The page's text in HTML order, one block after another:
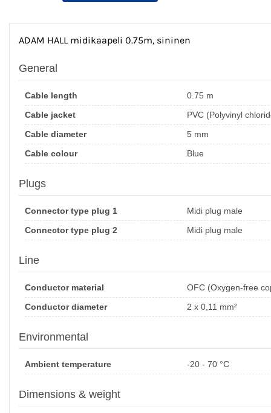
ADAM HALL midikaapeli 0.75m, sininen
General
Cable length
0.75 m
Cable jacket
PVC (Polyvinyl
Cable diameter
5 mm
Cable colour
Blue
Plugs
Connector type plug 1
Midi plug male
Connector type plug 2
Midi plug male
Line
Conductor material
OFC (Oxygen-free
Conductor diameter
2 x 0,11 mm²
Environmental
Ambient temperature -20 - 70 °C
Dimensions & weight